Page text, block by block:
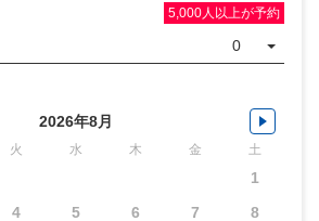
に取り組んでまいります。
験中のスタッフの対応や安全確認、写
グラでのサポートについて温かいお言
しく拝見いたしました。
ご体験いただけたとのこと、何よりでご
ビス全体の向上に努めてまいります。
5,000人以上が予約
0
2026年8月
火 水 木 金 土
1
4 5 6 7
8